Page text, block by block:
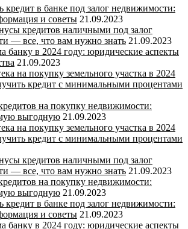
кредит в банке под залог недвижимости:
и советы 21.09.2023
кредитов наличными под залог
— все, что вам нужно знать 21.09.2023
банку в 2024 году: юридические аспекты
21.09.2023
на покупку земельного участка в 2024
кредит с минимальными процентами
на покупку недвижимости:
выгодную 21.09.2023
на покупку земельного участка в 2024
кредит с минимальными процентами
кредитов наличными под залог
— все, что вам нужно знать 21.09.2023
на покупку недвижимости:
выгодную 21.09.2023
кредит в банке под залог недвижимости:
и советы 21.09.2023
банку в 2024 году: юридические аспекты